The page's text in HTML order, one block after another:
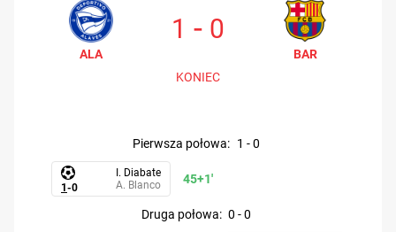
ALA
1 - 0
BAR
KONIEC
pierwsza połowa: 1 - 0
45+1'
1 -0
I. Diabate
A. Blanco
druga połowa: 0 -0